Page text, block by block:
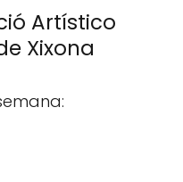
Artístico
Xixona